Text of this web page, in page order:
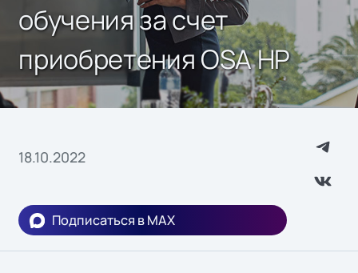
обучения за счет
приобретения OSA HP
18.10.2022
Подписаться в MAX